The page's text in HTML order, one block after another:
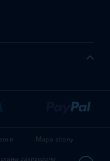
Mapa strony
zastrzeżone